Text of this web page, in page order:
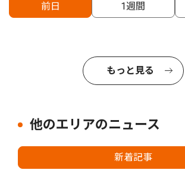
前日 1週間
もっと見る
他のエリアのニュース
新着記事